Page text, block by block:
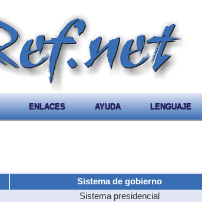
ENLACES AYUDA LENGUAJE
Sistema de gobierno
Sistema presidencial